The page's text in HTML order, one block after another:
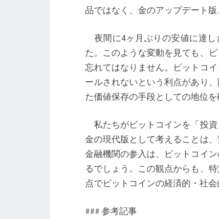
品ではなく、金のアップデート
夜間に4ヶ月ぶりの安値に達
た。このような変動を見ても、
忘れてはなりません。ビットコ
ールされないという利点があり
た価値保存の手段としての地位
私たちがビットコインを「投
金の現代版として考えることは
金融機関の参入は、ビットコイ
るでしょう。この観点からも、
点でビットコインの経済的・社
### 参考記事